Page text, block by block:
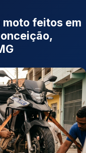
feitos em